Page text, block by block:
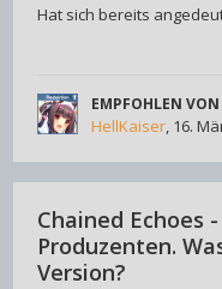
Hat sich bereits
EMPFOHLEN VON
HellKaiser, 16.
Chained Echoes
Produzenten.
Version?